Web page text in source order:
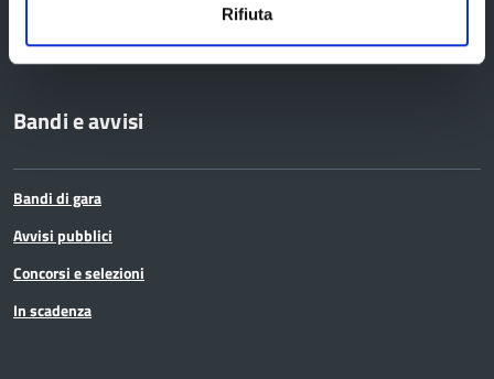
Rifiuta
Bandi e avvisi
Bandi di gara
Avvisi pubblici
Concorsi e selezioni
In scadenza